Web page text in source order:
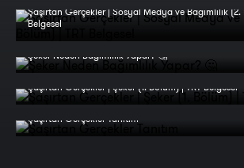
Şaşırtan Gerçekler | Sosyal Medya ve Bağımlılık (2.
Belgesel
Şeker Neden Bağımlılık Yapar? 🤔
Şaşırtan Gerçekler | Şeker (1. Bölüm) | TRT Belgesel
Şaşırtan Gerçekler Tanıtım